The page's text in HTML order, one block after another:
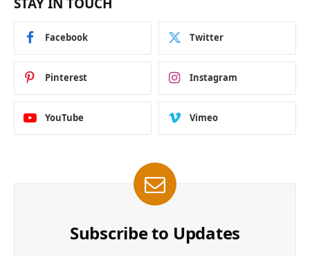
Facebook Twitter
Pinterest Instagram
YouTube Vimeo
Subscribe to Updates